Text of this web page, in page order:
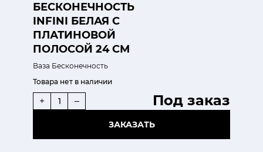
БЕСКОНЕЧНОСТЬ
INFINI БЕЛАЯ С
ПЛАТИНОВОЙ
ПОЛОСОЙ 24 СМ
Ваза Бесконечность
Товара нет в наличии
Под заказ
+ –
ЗАКАЗАТЬ